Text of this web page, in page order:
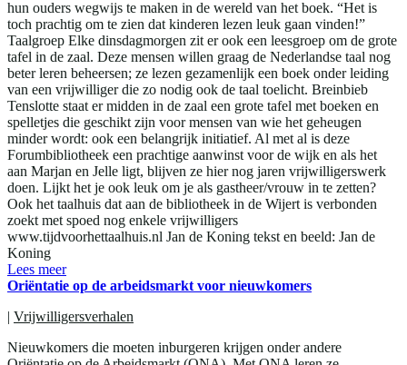
hun ouders wegwijs te maken in de wereld van het boek. “Het is
toch prachtig om te zien dat kinderen lezen leuk gaan vinden!”
Taalgroep Elke dinsdagmorgen zit er ook een leesgroep om de grote
tafel in de zaal. Deze mensen willen graag de Nederlandse taal nog
beter leren beheersen; ze lezen gezamenlijk een boek onder leiding
van een vrijwilliger die zo nodig ook de taal toelicht. Breinbieb
Tenslotte staat er midden in de zaal een grote tafel met boeken en
spelletjes die geschikt zijn voor mensen van wie het geheugen
minder wordt: ook een belangrijk initiatief. Al met al is deze
Forumbibliotheek een prachtige aanwinst voor de wijk en als het
aan Marjan en Jelle ligt, blijven ze hier nog jaren vrijwilligerswerk
doen. Lijkt het je ook leuk om je als gastheer/vrouw in te zetten?
Ook het taalhuis dat aan de bibliotheek in de Wijert is verbonden
zoekt met spoed nog enkele vrijwilligers
www.tijdvoorhettaalhuis.nl Jan de Koning tekst en beeld: Jan de
Koning
Lees meer
Oriëntatie op de arbeidsmarkt voor nieuwkomers
| Vrijwilligersverhalen
Nieuwkomers die moeten inburgeren krijgen onder andere